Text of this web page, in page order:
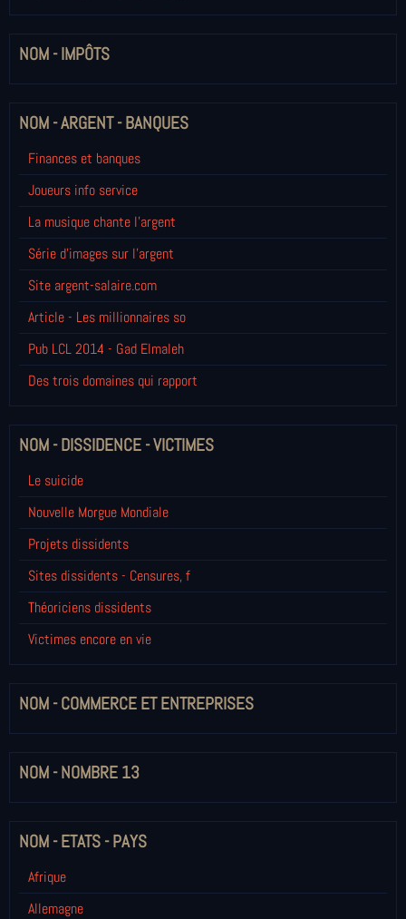
NOM - IMPÔTS
NOM - ARGENT - BANQUES
Finances et banques
Joueurs info service
La musique chante l'argent
Série d'images sur l'argent
Site argent-salaire.com
Article - Les millionnaires so
Pub LCL 2014 - Gad Elmaleh
Des trois domaines qui rapport
NOM - DISSIDENCE - VICTIMES
Le suicide
Nouvelle Morgue Mondiale
Projets dissidents
Sites dissidents - Censures, f
Théoriciens dissidents
Victimes encore en vie
NOM - COMMERCE ET ENTREPRISES
NOM - NOMBRE 13
NOM - ETATS - PAYS
Afrique
Allemagne